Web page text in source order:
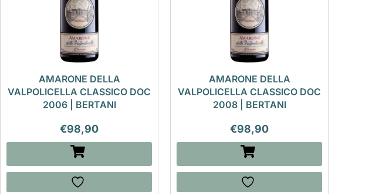
AMARONE DELLA
VALPOLICELLA CLASSICO DOC
2006 | BERTANI
€98,90
AMARONE DELLA
VALPOLICELLA CLASSICO DOC
2008 | BERTANI
€98,90